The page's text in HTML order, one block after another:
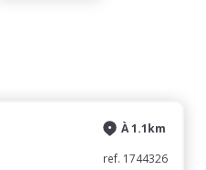
À 1.1km
ref. 1744326